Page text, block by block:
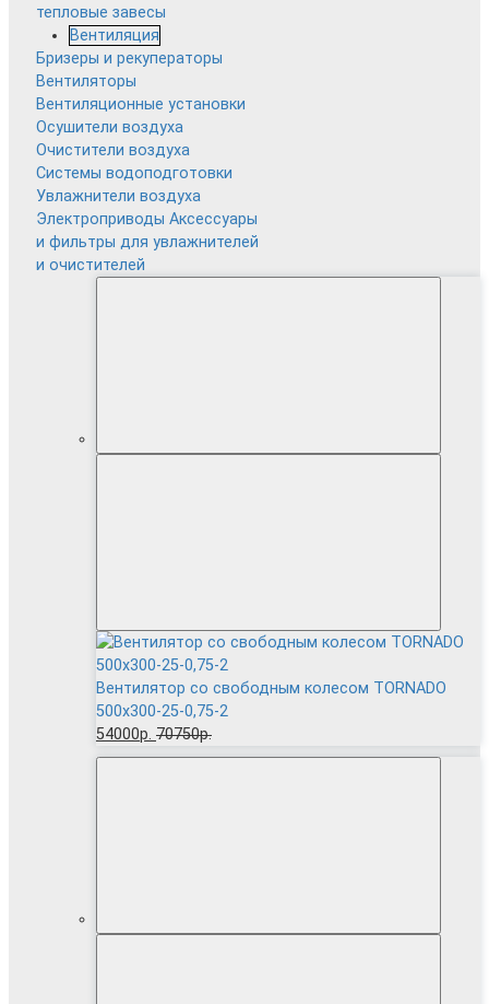
тепловые завесы
Вентиляция
Бризеры и рекуператоры
Вентиляторы
Вентиляционные установки
Осушители воздуха
Очистители воздуха
Системы водоподготовки
Увлажнители воздуха
Электроприводы Аксессуары
и фильтры для увлажнителей
и очистителей
Вентилятор cо свободным колесом TORNADO
500x300-25-0,75-2
54000р. 70750р.